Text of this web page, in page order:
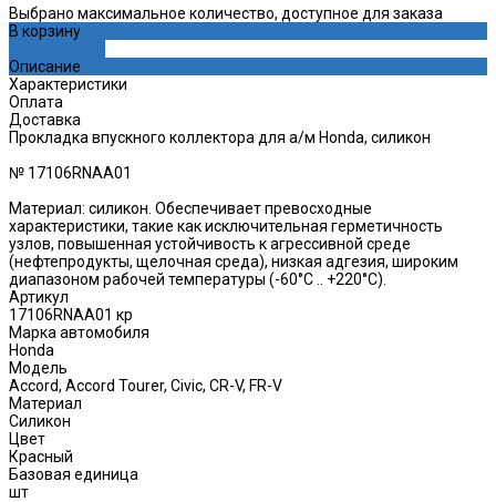
Выбрано максимальное количество, доступное для заказа
В корзину
Описание
Характеристики
Оплата
Доставка
Прокладка впускного коллектора для а/м Honda, силикон
№ 17106RNAA01
Материал: силикон. Обеспечивает превосходные
характеристики, такие как исключительная герметичность
узлов, повышенная устойчивость к агрессивной среде
(нефтепродукты, щелочная среда), низкая адгезия, широким
диапазоном рабочей температуры (-60°C .. +220°C).
Артикул
17106RNAA01 кр
Марка автомобиля
Honda
Модель
Accord, Accord Tourer, Civic, CR-V, FR-V
Материал
Силикон
Цвет
Красный
Базовая единица
шт